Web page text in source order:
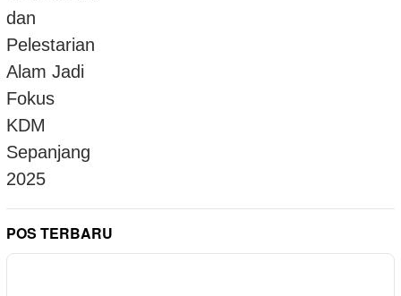
POS TERBARU